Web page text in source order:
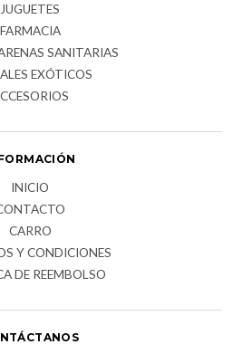
JUGUETES
FARMACIA
SANITARIAS
EXÓTICOS
INICIO
CARRO
Y CONDICIONES
DE REEMBOLSO